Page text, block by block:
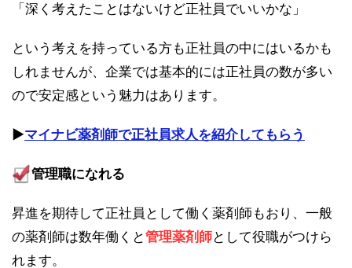
「深く考えたことはないけど正社員でいいかな」
という考えを持っている方も正社員の中にはいるかも
しれませんが、企業では基本的には正社員の数が多い
ので安定感という魅力はあります。
▶︎マイナビ薬剤師で正社員求人を紹介してもらう
管理職になれる
昇進を期待して正社員として働く薬剤師もおり、一般
の薬剤師は数年働くと管理薬剤師として役職がつけら
れます。